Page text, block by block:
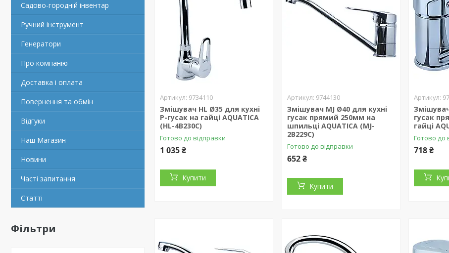
Садово-городній інвентар
Ручний інструмент
Генератори
Про компанію
Доставка і оплата
Повернення та обмін
Відгуки
Наш Магазин
Новини
Часті запитання
Статті
Фільтри
9734110
Змішувач HL Ø35 для кухні
Р-гусак на гайці AQUATICA
(HL-4B230C)
Готово до відправки
1 035 ₴
Купити
9744130
Змішувач MJ Ø40 для кухні
гусак прямий 250мм на
шпильці AQUATICA (MJ-
2B229C)
Готово до відправки
652 ₴
Купити
гусак
гайці
Готово до
718 ₴